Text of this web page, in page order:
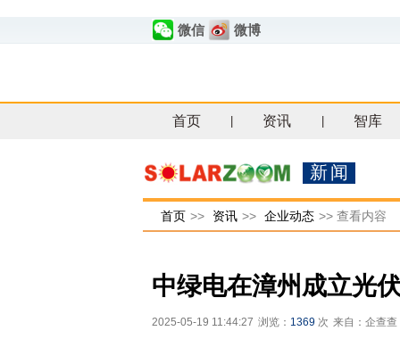
微信 微博
首页 资讯 智库
新闻
首页 >> 资讯 >> 企业动态 >> 查看内容
中绿电在漳州成立光
2025-05-19 11:44:27 浏览： 1369 次 来自：企查查